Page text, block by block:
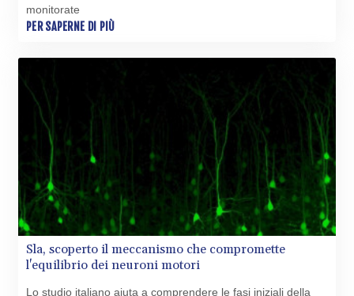
XPF 119.331742
YER 275.626884
ZAR 18.667336
10406.612213
ZMW 21.75673
ZWL 372.275202
AED 4.245913
AED 4.245913
AFN 76.887634
ALL 93.218842
AMD
422.094755
monitorate
PER SAPERNE DI PIÙ
Sla, scoperto il meccanismo che compromette
l'equilibrio dei neuroni motori
Lo studio italiano aiuta a comprendere le fasi iniziali della